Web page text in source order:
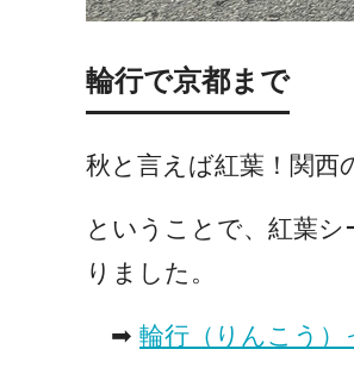
輪行で京都まで
秋と言えば紅葉！関西
ということで、紅葉
りました。
➡ 輪行（りんこう）